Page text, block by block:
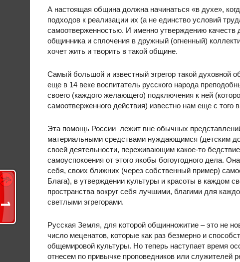
А настоящая община должна начинаться «в духе»,
подходов к реализации их (а не единство условий
самоотверженностью. И именно утверждению
общинника и сплочения в дружный (огненный)
хочет жить и творить в такой общине.
Самый большой и известный эгрегор такой духовной
еще в 14 веке воспитатель русского народа
своего (каждого желающего) подключения к ней
самоотверженного действия) известно нам еще с того
Эта помощь России лежит вне обычных
материальными средствами нуждающимся (детским
своей деятельности, переживающим какое-то
самоуспокоения от этого якобы богоугодного дела.
себя, своих ближних (через собственный пример)
Блага), в утверждении культуры и красоты в каждом
пространства вокруг себя лучшими, благими для
светлыми эгрегорами.
Русская Земля, для которой общинножитие – это не
число меценатов, которые как раз безмерно и
общемировой культуры. Но теперь наступает время
отнесем по привычке проповедников или служителей